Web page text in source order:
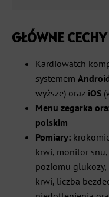
GŁÓWNE
Kardiowatch
systemem
wyższe) oraz iOS
Menu zegarka
polskim
Pomiary:
krwi, monitor snu,
poziomu glukozy,
krwi, liczba